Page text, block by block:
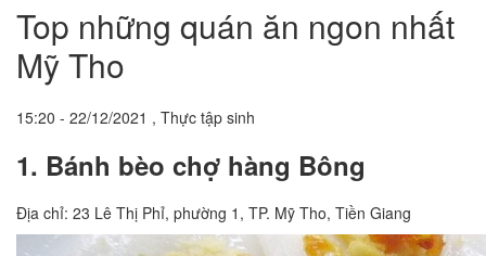
Top những quán ăn ngon nhất
Mỹ Tho
15:20 - 22/12/2021 , Thực tập sinh
1. Bánh bèo chợ hàng Bông
Địa chỉ: 23 Lê Thị Phỉ, phường 1, TP. Mỹ Tho, Tiền Giang